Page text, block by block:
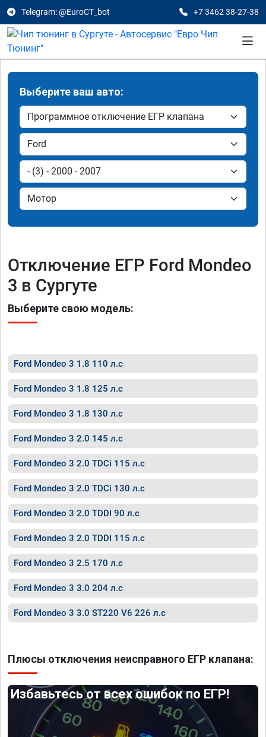
Telegram: @EuroCT_bot +7 3462 38-27-38
Выберите ваш авто:
Отключение ЕГР Ford Mondeo
3 в Сургуте
Выберите свою модель:
Ford Mondeo 3 1.8 110 л.с
Ford Mondeo 3 1.8 125 л.с
Ford Mondeo 3 1.8 130 л.с
Ford Mondeo 3 2.0 145 л.с
Ford Mondeo 3 2.0 TDCi 115 л.с
Ford Mondeo 3 2.0 TDCi 130 л.с
Ford Mondeo 3 2.0 TDDI 90 л.с
Ford Mondeo 3 2.0 TDDI 115 л.с
Ford Mondeo 3 2.5 170 л.с
Ford Mondeo 3 3.0 204 л.с
Ford Mondeo 3 3.0 ST220 V6 226 л.с
Плюсы отключения неисправного ЕГР клапана:
Избавьтесь от всех ошибок по ЕГР!